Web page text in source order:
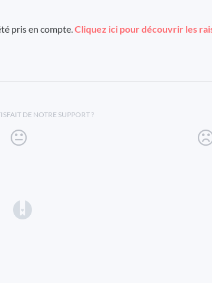
pris en compte. Cliquez ici pour découvrir les
DE NOTRE SUPPORT ?
(opens in a new tab)